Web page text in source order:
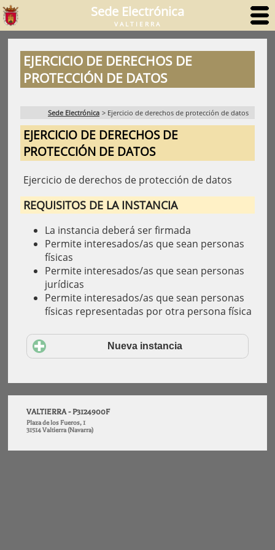
Sede Electrónica
VALTIERRA
EJERCICIO DE DERECHOS DE
PROTECCIÓN DE DATOS
Sede Electrónica > Ejercicio de derechos de protección de datos
EJERCICIO DE DERECHOS DE
PROTECCIÓN DE DATOS
Ejercicio de derechos de protección de datos
REQUISITOS DE LA INSTANCIA
La instancia deberá ser firmada
Permite interesados/as que sean personas
físicas
Permite interesados/as que sean personas
jurídicas
Permite interesados/as que sean personas
físicas representadas por otra persona física
Nueva instancia
VALTIERRA - P3124900F
Plaza de los Fueros, 1
31514 Valtierra (Navarra)